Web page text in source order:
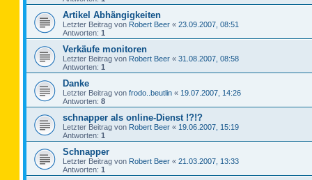
Artikel Abhängigkeiten
Letzter Beitrag von Robert Beer « 23.09.2007, 08:51
Antworten: 1
Verkäufe monitoren
Letzter Beitrag von Robert Beer « 31.08.2007, 08:58
Antworten: 1
Danke
Letzter Beitrag von frodo..beutlin « 19.07.2007, 14:26
Antworten: 8
schnapper als online-Dienst !?!?
Letzter Beitrag von Robert Beer « 19.06.2007, 15:19
Antworten: 1
Schnapper
Letzter Beitrag von Robert Beer « 21.03.2007, 13:33
Antworten: 1